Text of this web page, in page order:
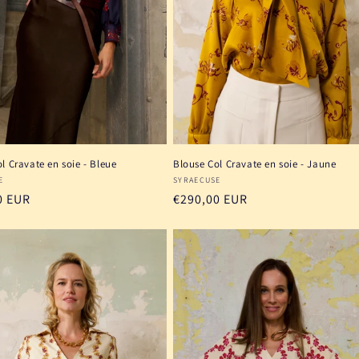
Cravate en soie - Bleue
:
EUR
Blouse Col Cravate en soie - Jaune
Fournisseur :
SYRAECUSE
Prix
€290,00 EUR